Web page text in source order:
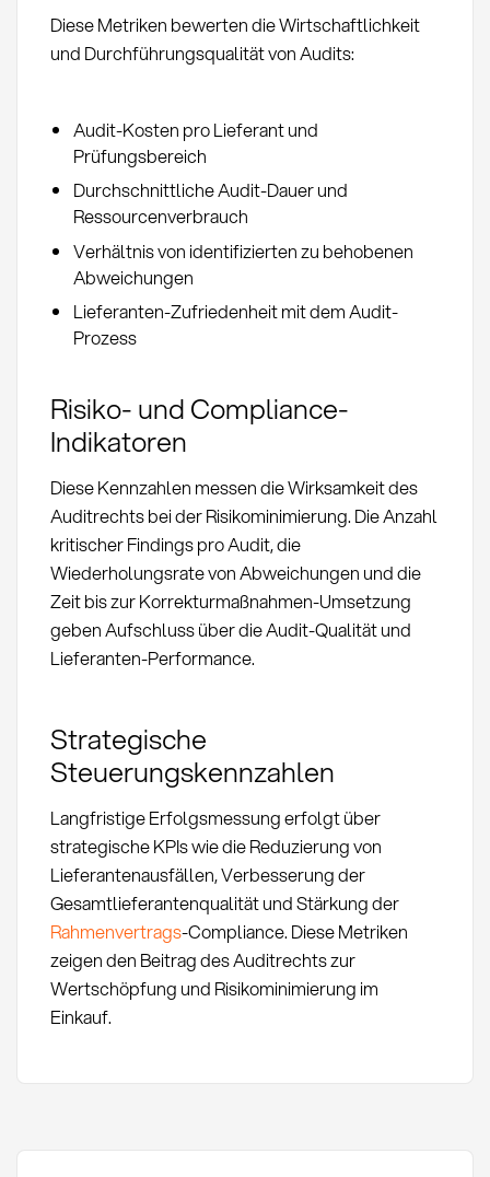
Diese Metriken bewerten die Wirtschaftlichkeit
und Durchführungsqualität von Audits:
Audit-Kosten pro Lieferant und
Prüfungsbereich
Durchschnittliche Audit-Dauer und
Ressourcenverbrauch
Verhältnis von identifizierten zu behobenen
Abweichungen
Lieferanten-Zufriedenheit mit dem Audit-
Prozess
Risiko- und Compliance-
Indikatoren
Diese Kennzahlen messen die Wirksamkeit des
Auditrechts bei der Risikominimierung. Die Anzahl
kritischer Findings pro Audit, die
Wiederholungsrate von Abweichungen und die
Zeit bis zur Korrekturmaßnahmen-Umsetzung
geben Aufschluss über die Audit-Qualität und
Lieferanten-Performance.
Strategische
Steuerungskennzahlen
Langfristige Erfolgsmessung erfolgt über
strategische KPIs wie die Reduzierung von
Lieferantenausfällen, Verbesserung der
Gesamtlieferantenqualität und Stärkung der
Rahmenvertrags-Compliance. Diese Metriken
zeigen den Beitrag des Auditrechts zur
Wertschöpfung und Risikominimierung im
Einkauf.